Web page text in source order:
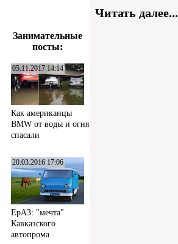
Занимательные
посты:
05.11.2017 14:14
Как американцы
BMW от воды и огня
спасали
20.03.2016 17:06
ЕрАЗ: "мечта"
Кавказского
автопрома
Читать далее...